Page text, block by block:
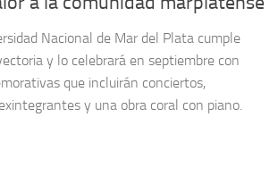
Nacional de Mar del Plata cumple
y lo celebrará en septiembre con
que incluirán conciertos,
y una obra coral con piano.